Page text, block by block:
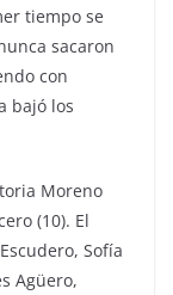
tiempo se
sacaron
con
bajó los
Moreno
(10). El
Sofía
Agüero,